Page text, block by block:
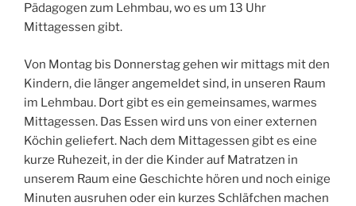
Pädagogen zum Lehmbau, wo es um 13 Uhr
Mittagessen gibt.
Von Montag bis Donnerstag gehen wir mittags mit den
Kindern, die länger angemeldet sind, in unseren Raum
im Lehmbau. Dort gibt es ein gemeinsames, warmes
Mittagessen. Das Essen wird uns von einer externen
Köchin geliefert. Nach dem Mittagessen gibt es eine
kurze Ruhezeit, in der die Kinder auf Matratzen in
unserem Raum eine Geschichte hören und noch einige
Minuten ausruhen oder ein kurzes Schläfchen machen